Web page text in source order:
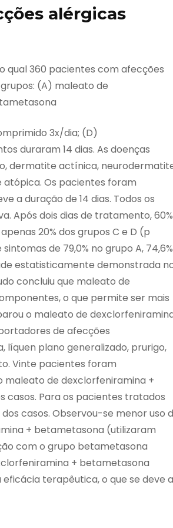
alérgicas
qual 360 pacientes com afecções
(A) maleato de
3x/dia; (D)
duraram 14 dias. As doenças
dermatite actínica,
Os pacientes foram
a duração de 14 dias. Todos os
Após dois dias de tratamento, 60%
20% dos grupos C e D (p
de 79,0% no grupo A, 74,6%
estatisticamente demonstrada
concluiu que maleato de
o que permite ser mais
o maleato de
de afecções
plano generalizado, prurigo,
Vinte pacientes foram
de dexclorfeniramina +
casos. Para os pacientes tratados
casos. Observou-se menor uso
+ betametasona (utilizaram
com o grupo betametasona
+ betametasona
terapêutica, o que se deve